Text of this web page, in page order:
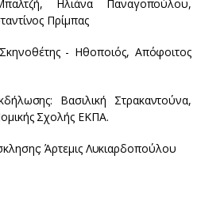
Ηλιάνα Παναγοπούλου,
Πρίμπας
- Ηθοποιός, Απόφοιτος
Βασιλική Στρακαντούνα,
Σχολής ΕΚΠΑ.
Άρτεμις Λυκιαρδοπούλου